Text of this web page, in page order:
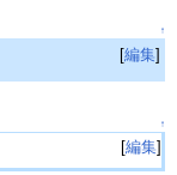
↑
[編集]
↑
[編集]